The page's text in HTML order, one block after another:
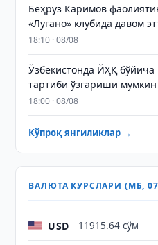
Беҳруз Каримов
«Лугано» клубида давом
18:10 · 08/08
Ўзбекистонда ЙҲҚ
тартиби ўзгариши мумкин
18:00 · 08/08
Кўпроқ янгиликлар →
ВАЛЮТА КУРСЛАРИ (МБ,
USD 11915.64 сўм